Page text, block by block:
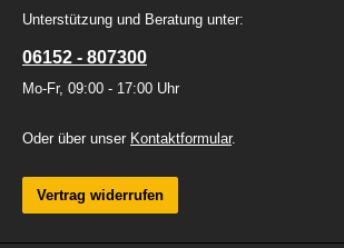
Unterstützung und Beratung unter:
06152 - 807300
Mo-Fr, 09:00 - 17:00 Uhr
Oder über unser Kontaktformular.
Vertrag widerrufen